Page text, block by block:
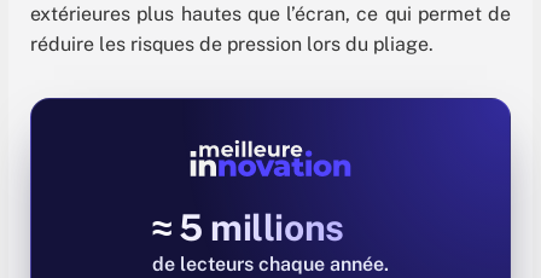
extérieures plus hautes que l’écran, ce qui permet de
réduire les risques de pression lors du pliage.
≈ 5 millions
de lecteurs chaque année